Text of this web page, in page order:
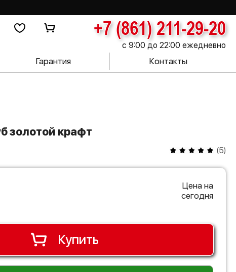
+7 (861) 211-29-20
с 9:00 до 22:00 ежедневно
Гарантия Контакты
золотой крафт
(5)
Цена на
сегодня
Купить